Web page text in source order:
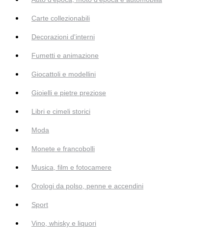
Carte collezionabili
Decorazioni d'interni
Fumetti e animazione
Giocattoli e modellini
Gioielli e pietre preziose
Libri e cimeli storici
Moda
Monete e francobolli
Musica, film e fotocamere
Orologi da polso, penne e accendini
Sport
Vino, whisky e liquori